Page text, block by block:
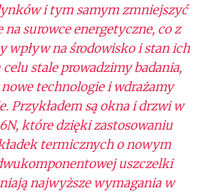
i tym samym zmniejszyć
surowce energetyczne, co z
wpływ na środowisko i stan ich
stale prowadzimy badania,
technologie i wdrażamy
Przykładem są okna i drzwi w
które dzięki zastosowaniu
termicznych o nowym
uszczelki
najwyższe wymagania w